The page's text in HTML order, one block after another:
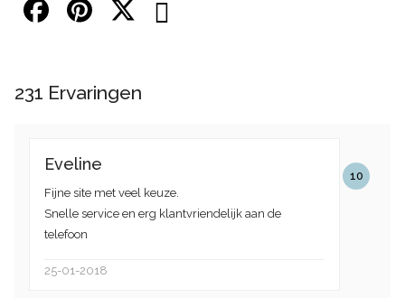
231 Ervaringen
10
Eveline
Fijne site met veel keuze.
Snelle service en erg klantvriendelijk aan de
telefoon
25-01-2018